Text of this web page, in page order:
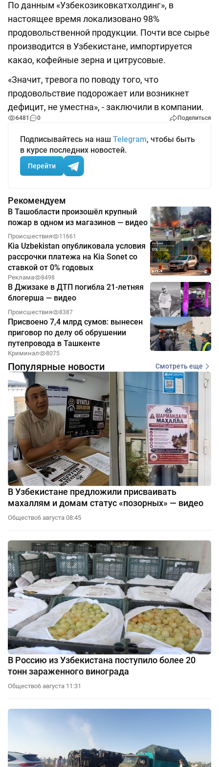
По данным «Узбекозиковкатхолдинг», в
настоящее время локализовано 98%
продовольственной продукции. Почти все сырье
производится в Узбекистане, импортируется
какао, кофейные зерна и цитрусовые.
«Значит, тревога по поводу того, что
продовольствие подорожает или возникнет
дефицит, не уместна», - заключили в компании.
6481 0 Поделиться
Подписывайтесь на наш Telegram, чтобы быть
в курсе последних новостей.
Перейти
Рекомендуем
В Ташобласти произошёл крупный
пожар в одном из магазинов — видео
Происшествия 11661
Kia Uzbekistan опубликовала условия
рассрочки платежа на Kia Sonet со
ставкой от 0% годовых
Реклама 8498
В Джизаке в ДТП погибла 21-летняя
блогерша — видео
Происшествия 8387
Присвоено 7,4 млрд сумов: вынесен
приговор по делу об обрушении
путепровода в Ташкенте
Криминал 8075
Популярные новости Смотреть еще
В Узбекистане предложили присваивать
махаллям и домам статус «позорных» — видео
Общество6 августа 08:45
В Россию из Узбекистана поступило более 20
тонн зараженного винограда
Общество6 августа 11:31